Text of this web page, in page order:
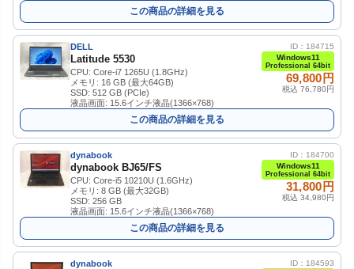
この商品の詳細を見る
DELL
Latitude 5530
CPU: Core-i7 1265U (1.8GHz)
メモリ: 16 GB (最大64GB)
SSD: 512 GB (PCIe)
液晶画面: 15.6インチ液晶(1366×768)
ID：184715
Windows11
Professional 64bit
69,800円
税込 76,780円
この商品の詳細を見る
dynabook
dynabook BJ65/FS
CPU: Core-i5 10210U (1.6GHz)
メモリ: 8 GB (最大32GB)
SSD: 256 GB
液晶画面: 15.6インチ液晶(1366×768)
ID：184700
Windows11
Professional 64bit
31,800円
税込 34,980円
この商品の詳細を見る
dynabook
ID：184593